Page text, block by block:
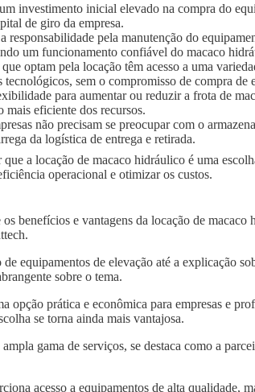
investimento inicial elevado na compra do
de giro da empresa.
responsabilidade pela manutenção do
um funcionamento confiável do macaco
optam pela locação têm acesso a uma
sem o compromisso de compra de
para aumentar ou reduzir a frota de
mais eficiente dos recursos.
não precisam se preocupar com o
da logística de entrega e retirada.
a locação de macaco hidráulico é uma
operacional e otimizar os custos.
benefícios e vantagens da locação de
equipamentos de elevação até a explicação
sobre o tema.
opção prática e econômica para empresas e
se torna ainda mais vantajosa.
gama de serviços, se destaca como a
acesso a equipamentos de alta qualidade,